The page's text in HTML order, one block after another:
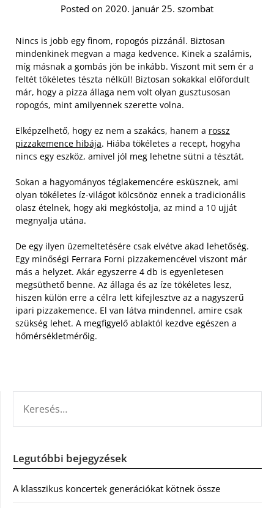
Posted on 2020. január 25. szombat
Nincs is jobb egy finom, ropogós pizzánál. Biztosan
mindenkinek megvan a maga kedvence. Kinek a szalámis,
míg másnak a gombás jön be inkább. Viszont mit sem ér a
feltét tökéletes tészta nélkül! Biztosan sokakkal előfordult
már, hogy a pizza állaga nem volt olyan gusztusosan
ropogós, mint amilyennek szerette volna.
Elképzelhető, hogy ez nem a szakács, hanem a rossz
pizzakemence hibája. Hiába tökéletes a recept, hogyha
nincs egy eszköz, amivel jól meg lehetne sütni a tésztát.
Sokan a hagyományos téglakemencére esküsznek, ami
olyan tökéletes íz-világot kölcsönöz ennek a tradicionális
olasz ételnek, hogy aki megkóstolja, az mind a 10 ujját
megnyalja utána.
De egy ilyen üzemeltetésére csak elvétve akad lehetőség.
Egy minőségi Ferrara Forni pizzakemencével viszont már
más a helyzet. Akár egyszerre 4 db is egyenletesen
megsüthető benne. Az állaga és az íze tökéletes lesz,
hiszen külön erre a célra lett kifejlesztve az a nagyszerű
ipari pizzakemence. El van látva mindennel, amire csak
szükség lehet. A megfigyelő ablaktól kezdve egészen a
hőmérsékletmérőig.
Legutóbbi bejegyzések
A klasszikus koncertek generációkat kötnek össze